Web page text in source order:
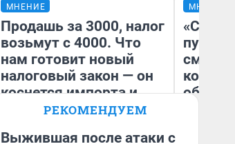
МНЕНИЕ
Продашь за 3000, налог
возьмут с 4000. Что
нам готовит новый
налоговый закон — он
коснется импорта и
даже репетиторов
МНЕНИЕ
РЕКОМЕНДУЕМ
Выжившая после атаки с